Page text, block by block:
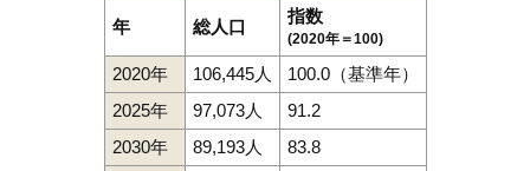
年 総人口
指数
(2020年＝100)
2020年 106,445人
100.0（基準年）
2025年
97,073人
91.2
2030年
89,193人
83.8